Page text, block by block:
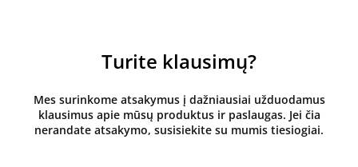
Turite klausimų?
Mes surinkome atsakymus į dažniausiai užduodamus
klausimus apie mūsų produktus ir paslaugas. Jei čia
nerandate atsakymo, susisiekite su mumis tiesiogiai.